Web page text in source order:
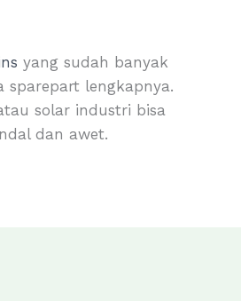
yang sudah banyak
sparepart lengkapnya.
solar industri bisa
dan awet.